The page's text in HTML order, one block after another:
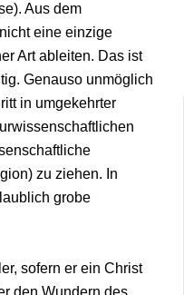
Aus dem
eine einzige
Art ableiten. Das ist
Genauso unmöglich
in umgekehrter
zu ziehen. In
grobe
sofern er ein Christ
den Wundern des